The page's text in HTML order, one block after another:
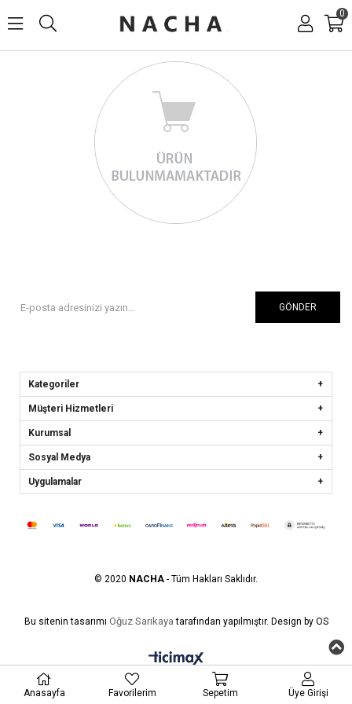
0
GÖNDER
Kategoriler
Müşteri Hizmetleri
Kurumsal
Sosyal Medya
Uygulamalar
© 2020 NACHA - Tüm Hakları Saklıdır.
Bu sitenin tasarımı Oğuz Sarıkaya tarafından yapılmıştır. Design by OS
Anasayfa Favorilerim Sepetim Üye Girişi